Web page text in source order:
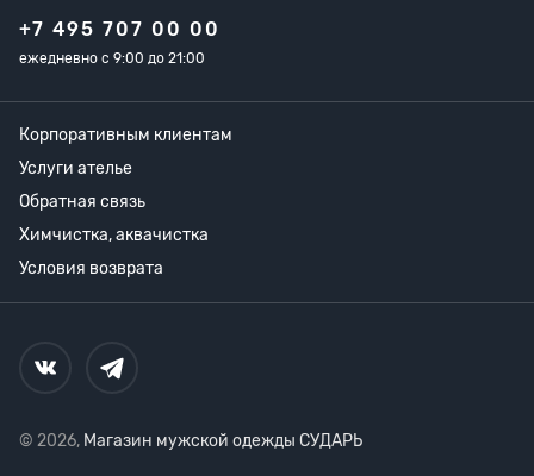
+7 495 707 00 00
ежедневно с 9:00 до 21:00
Корпоративным клиентам
Услуги ателье
Обратная связь
Химчистка, аквачистка
Условия возврата
© 2026, Магазин мужской одежды СУДАРЬ